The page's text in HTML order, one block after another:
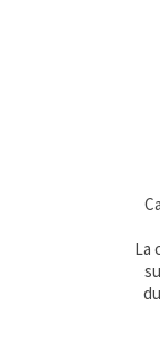
La